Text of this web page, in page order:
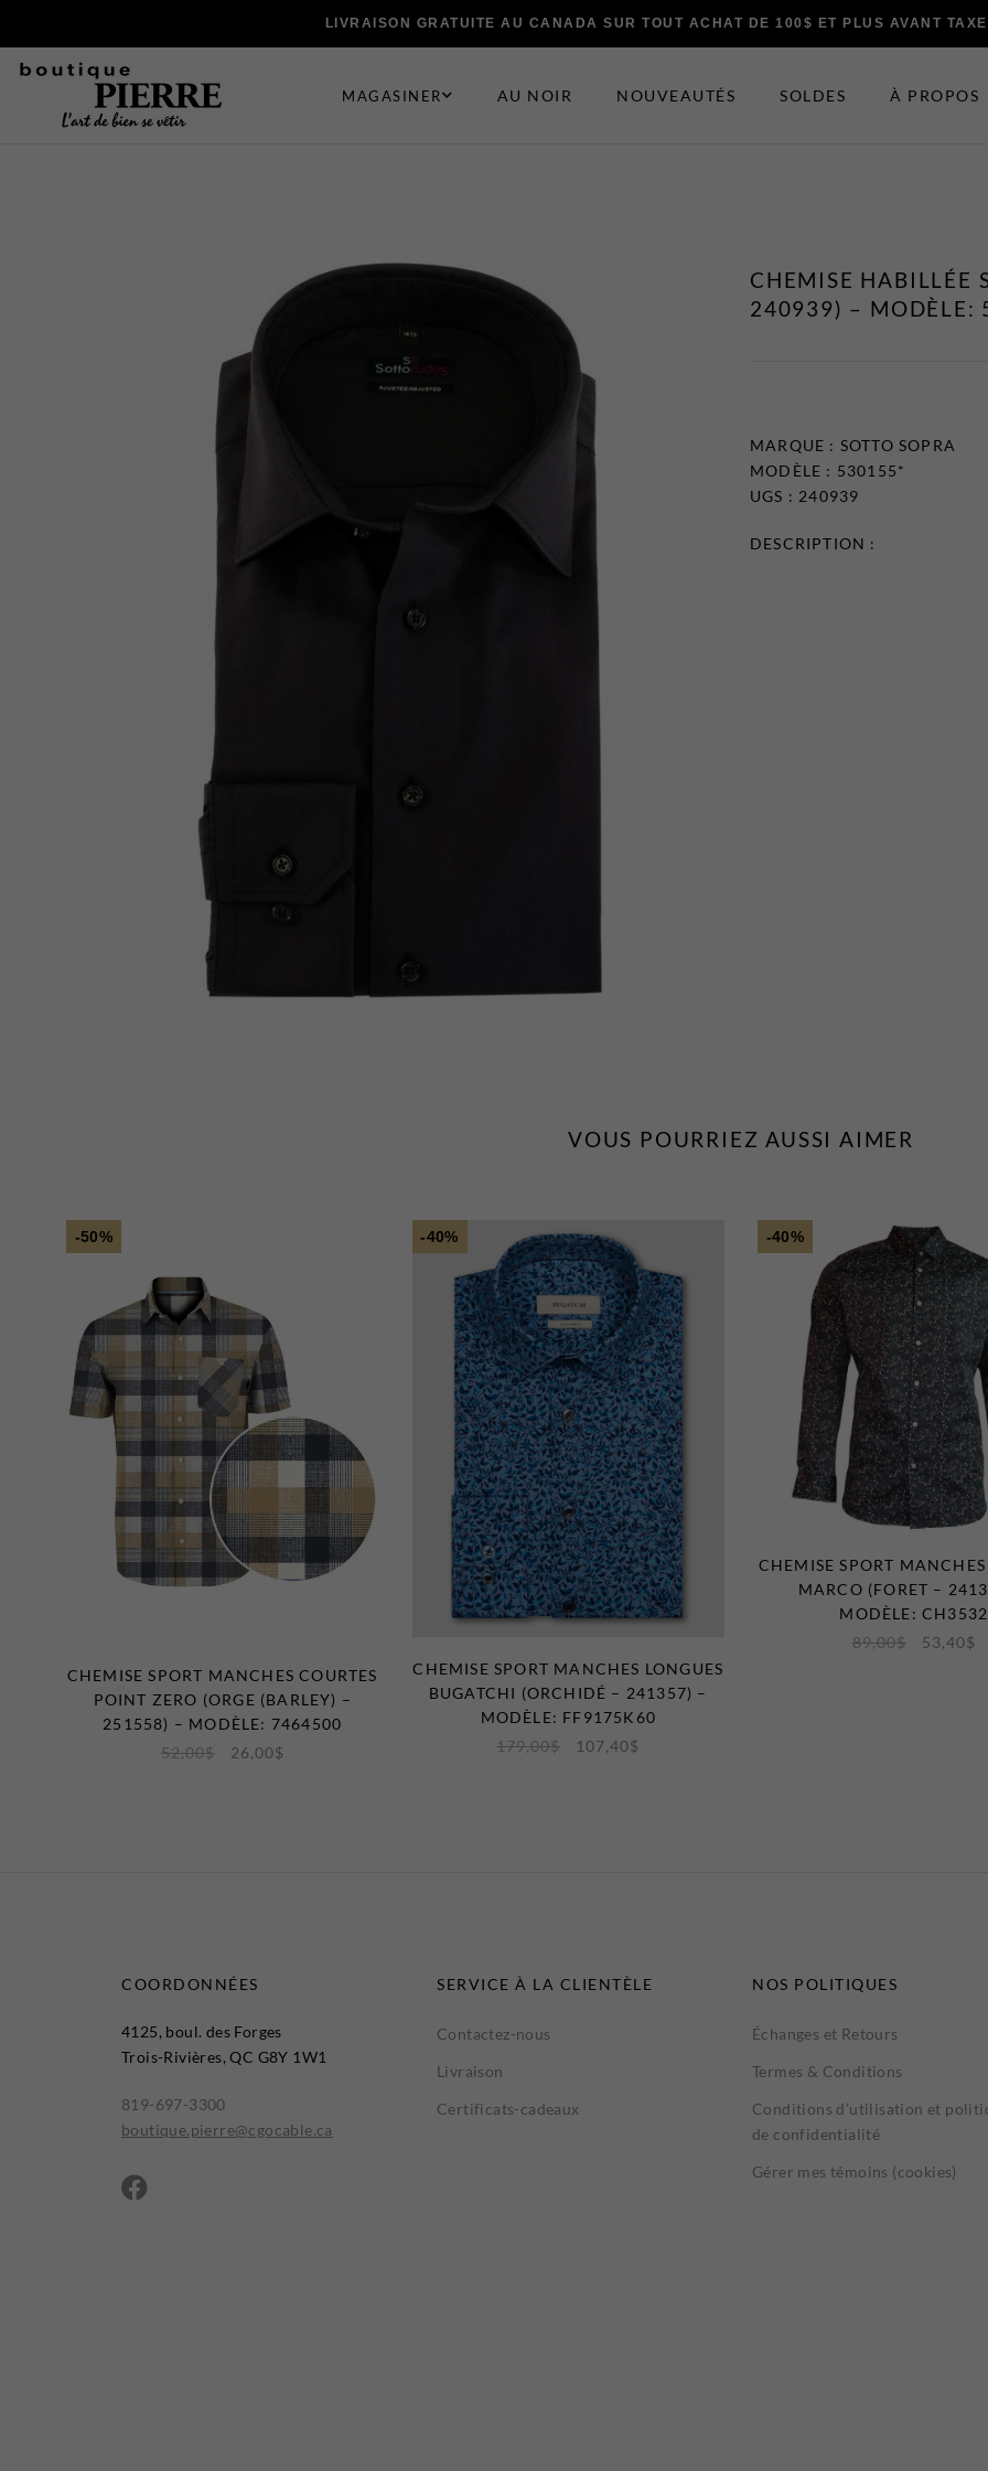
LIVRAISON GRATUITE AU CANADA SUR TOUT ACHAT DE 100$ ET PLUS AVANT
MAGASINER
Bas
Ceintures et Bretelles
Chaussures
Cravates et Noeuds Papillons
Nouveautés
Soldes
AU NOIR NOUVEAUTÉS SOLDES À PROPOS
CHEMISE HABILLÉE
240939) – MODÈLE:
MARQUE : SOTTO SOPRA
MODÈLE : 530155*
UGS : 240939
DESCRIPTION :
VOUS POURRIEZ AUSSI AIMER
-50%
CHEMISE SPORT MANCHES COURTES
POINT ZERO (ORGE (BARLEY) –
251558) – MODÈLE: 7464500
52,00$ 26,00$
-40%
CHEMISE SPORT MANCHES LONGUES
BUGATCHI (ORCHIDÉ – 241357) –
MODÈLE: FF9175K60
179,00$ 107,40$
-40%
CHEMISE SPORT
MARCO (FORET –
MODÈLE: CH3532
89,00$ 53,40$
COORDONNÉES
4125, boul. des Forges
Trois-Rivières, QC G8Y 1W1
819-697-3300
boutique.pierre@cgocable.ca
SERVICE À LA CLIENTÈLE
Contactez-nous
Livraison
Certificats-cadeaux
NOS POLITIQUES
Échanges et Retours
Termes & Conditions
Conditions d’utilisation et
de confidentialité
Gérer mes témoins (cookies)